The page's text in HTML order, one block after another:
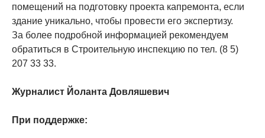
помещений на подготовку проекта капремонта, если
здание уникально, чтобы провести его экспертизу.
За более подробной информацией рекомендуем
обратиться в Строительную инспекцию по тел. (8 5)
207 33 33.
Журналист Йоланта Довляшевич
При поддержке: